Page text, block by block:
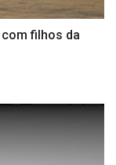
filhos da